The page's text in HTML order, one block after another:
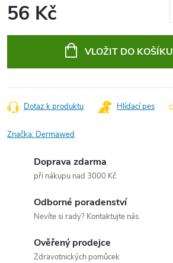
56 Kč
VLOŽIT DO KOŠÍKU
Dotaz k produktu Hlídací pes
Značka: Dermawed
Doprava zdarma
při nákupu nad 3000 Kč
Odborné poradenství
Nevíte si rady? Kontaktujte nás.
Ověřený prodejce
Zdravotnických pomůcek